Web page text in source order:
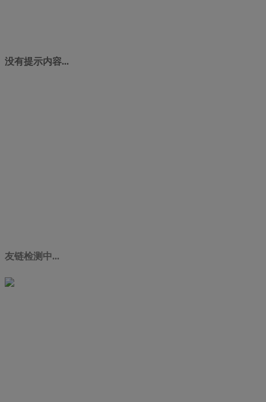
没有提示内容...
友链检测中...